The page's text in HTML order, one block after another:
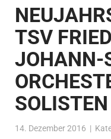
TSV
JOHANN-
OLISTEN
14. Dezember 2016 |